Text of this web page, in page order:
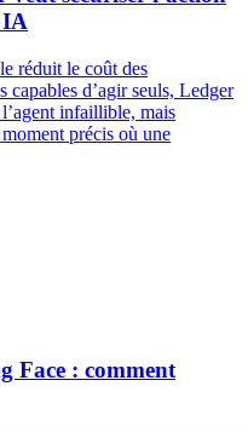
IA
réduit le coût des
capables d’agir seuls, Ledger
infaillible, mais
précis où une
Face : comment